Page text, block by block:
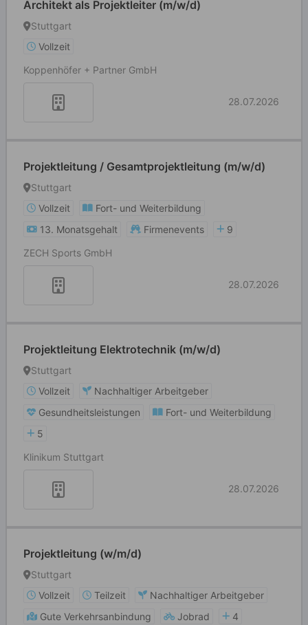
Architekt als Projektleiter (m/w/d)
Stuttgart
Vollzeit
Koppenhöfer + Partner GmbH
28.07.2026
Projektleitung / Gesamtprojektleitung (m/w/d)
Stuttgart
Vollzeit
Fort- und Weiterbildung
13. Monatsgehalt
Firmenevents
9
ZECH Sports GmbH
28.07.2026
Projektleitung Elektrotechnik (m/w/d)
Stuttgart
Vollzeit
Nachhaltiger Arbeitgeber
Gesundheitsleistungen
Fort- und Weiterbildung
5
Klinikum Stuttgart
28.07.2026
Projektleitung (w/m/d)
Stuttgart
Vollzeit
Teilzeit
Nachhaltiger Arbeitgeber
Gute Verkehrsanbindung
Jobrad
4